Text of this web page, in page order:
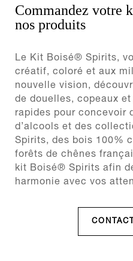
Commandez votre
nos produits
Le Kit Boisé® Spirits,
créatif, coloré et aux
nouvelle vision,
de douelles, copeaux
rapides pour concevoir
d’alcools et des
Spirits, des bois 100%
forêts de chênes
kit Boisé® Spirits afin
harmonie avec vos